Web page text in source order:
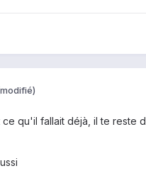
qu'il fallait déjà, il te reste